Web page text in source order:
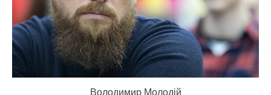
Володимир Молодій